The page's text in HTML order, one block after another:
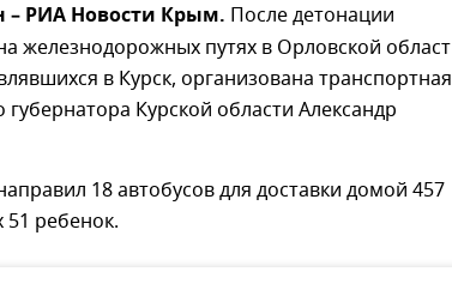
РИА Новости Крым. После детонации
железнодорожных путях в Орловской
в Курск, организована транспортная
Курской области Александр
18 автобусов для доставки домой 457
51 ребенок.